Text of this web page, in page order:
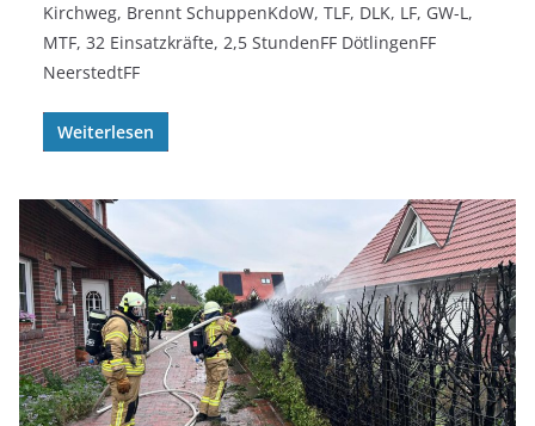
Kirchweg, Brennt SchuppenKdoW, TLF, DLK, LF, GW-L,
MTF, 32 Einsatzkräfte, 2,5 StundenFF DötlingenFF
NeerstedtFF
Weiterlesen